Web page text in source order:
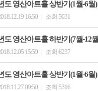
도 영산아트홀 상반기(1월-6월
16:50 조회 5031
도 영산아트홀 하반기(7월-12
15:59 조회 6237
도 영산아트홀 상반기(1월-6월
09:50 조회 5316